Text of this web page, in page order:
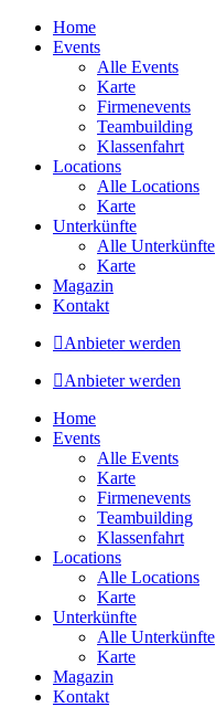
Home
Events
Alle Events
Karte
Firmenevents
Teambuilding
Klassenfahrt
Locations
Alle Locations
Karte
Unterkünfte
Alle Unterkünfte
Karte
Magazin
Kontakt
Anbieter werden
Anbieter werden
Home
Events
Alle Events
Karte
Firmenevents
Teambuilding
Klassenfahrt
Locations
Alle Locations
Karte
Unterkünfte
Alle Unterkünfte
Karte
Magazin
Kontakt